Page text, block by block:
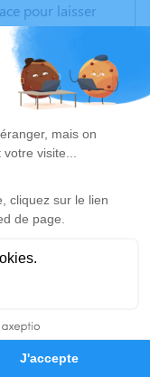
Hommages
pour laisser
souvenirs, une
des
un lieu
de Christian
est
rends hommage